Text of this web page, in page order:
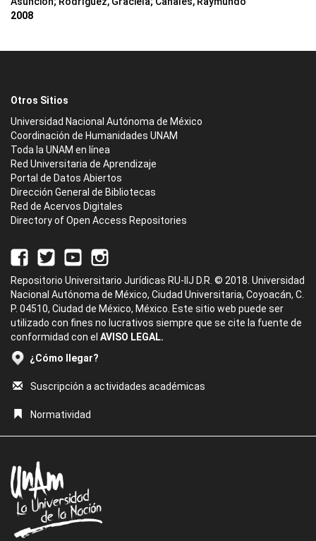
2008
Otros Sitios
Universidad Nacional Autónoma de México
Coordinación de Humanidades UNAM
Toda la UNAM en línea
Red Universitaria de Aprendizaje
Portal de Datos Abiertos
Dirección General de Bibliotecas
Red de Acervos Digitales
Directory of Open Access Repositories
Repositorio Universitario Jurídicas RU-IIJ D.R. © 2018. Universidad
Nacional Autónoma de México, Ciudad Universitaria, Coyoacán, C.
P. 04510, Ciudad de México, México. Este sitio web puede ser
utilizado con fines no lucrativos siempre que se cite la fuente de
conformidad con el AVISO LEGAL.
¿Cómo llegar?
Suscripción a actividades académicas
Normatividad